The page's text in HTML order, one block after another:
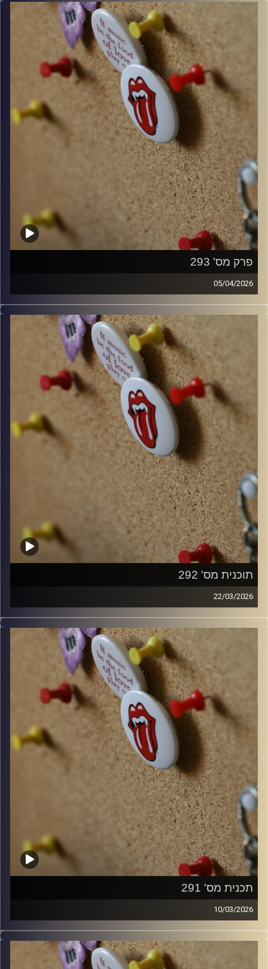
włodi
פרק מס' 293
05/04/2026
קלאסיקות רוק עם אורן הוף.
włodi
תוכנית מס' 292
22/03/2026
קלאסיקות רוק עם אורן הוף.
włodi
תכנית מס' 291
10/03/2026
קלאסיקות רוק עם אורן הוף.
włodi